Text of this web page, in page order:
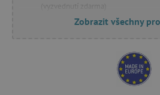
(vyzvednutí zdarma)
Zobrazit všechny